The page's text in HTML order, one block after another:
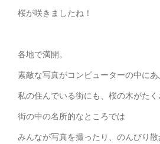
桜が咲きましたね！
各地で満開。
素敵な写真がコンピューターの中にあ
私の住んでいる街にも、桜の木がたく
街の中の名所的なところでは
みんなが写真を撮ったり、のんびり